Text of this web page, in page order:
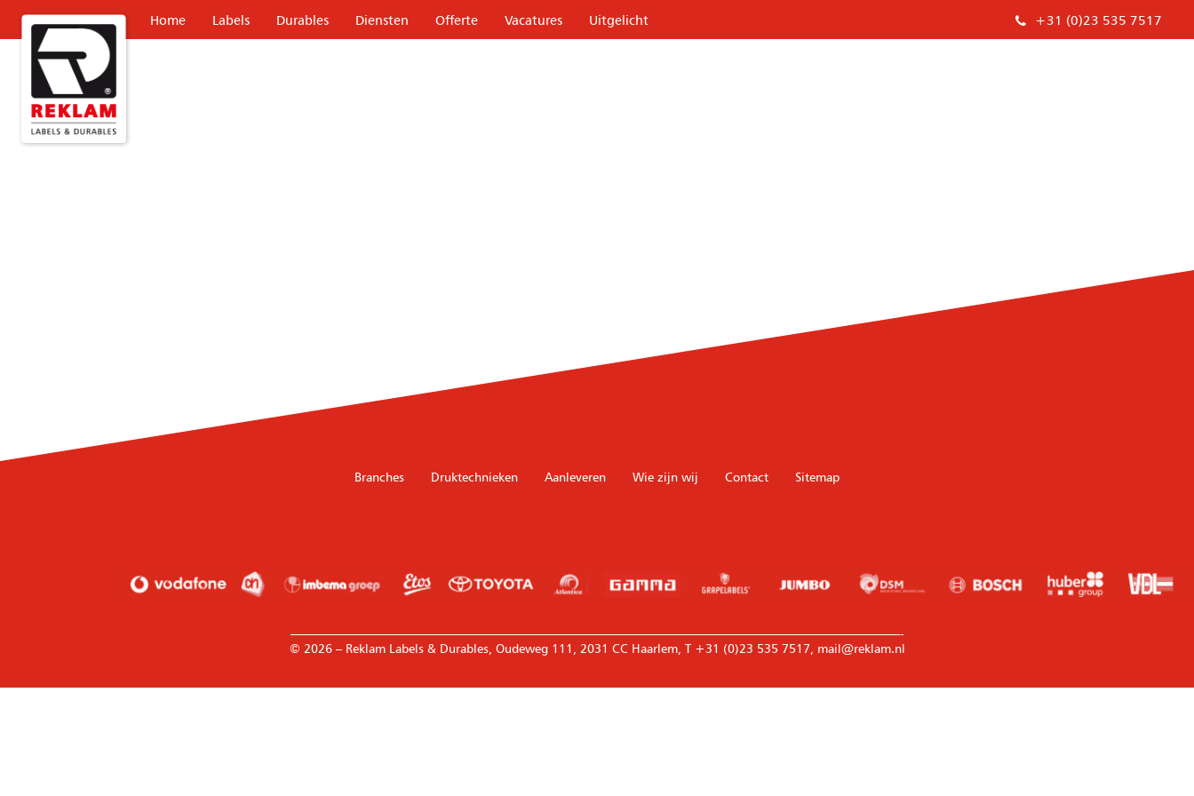
Home Labels Durables Diensten Offerte Vacatures Uitgelicht +31 (0)23 535 7517
Branches Druktechnieken Aanleveren Wie zijn wij Contact Sitemap
—————————————————————————————————————————————————-
© 2026 – Reklam Labels & Durables, Oudeweg 111, 2031 CC Haarlem, T +31 (0)23 535 7517, mail@reklam.nl